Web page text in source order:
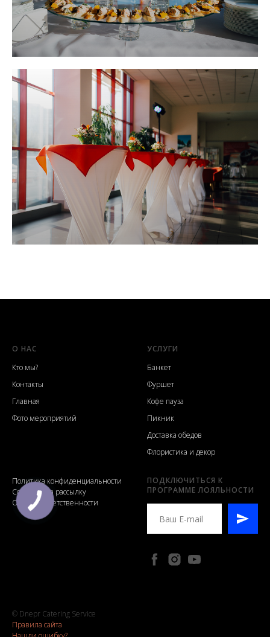
О НАС
Кто мы?
Контакты
Главная
Фото мероприятий
УСЛУГИ
Банкет
Фуршет
Кофе пауза
Пикник
Доставка обедов
Флористика и декор
Политика конфиденциальности
Согласие на рассылку
Отказ от ответственности
ПОДКЛЮЧИТЬСЯ К
ПРОГРАММЕ ЛОЯЛЬНОСТИ
© Dnepr Catering Service
Правила сайта